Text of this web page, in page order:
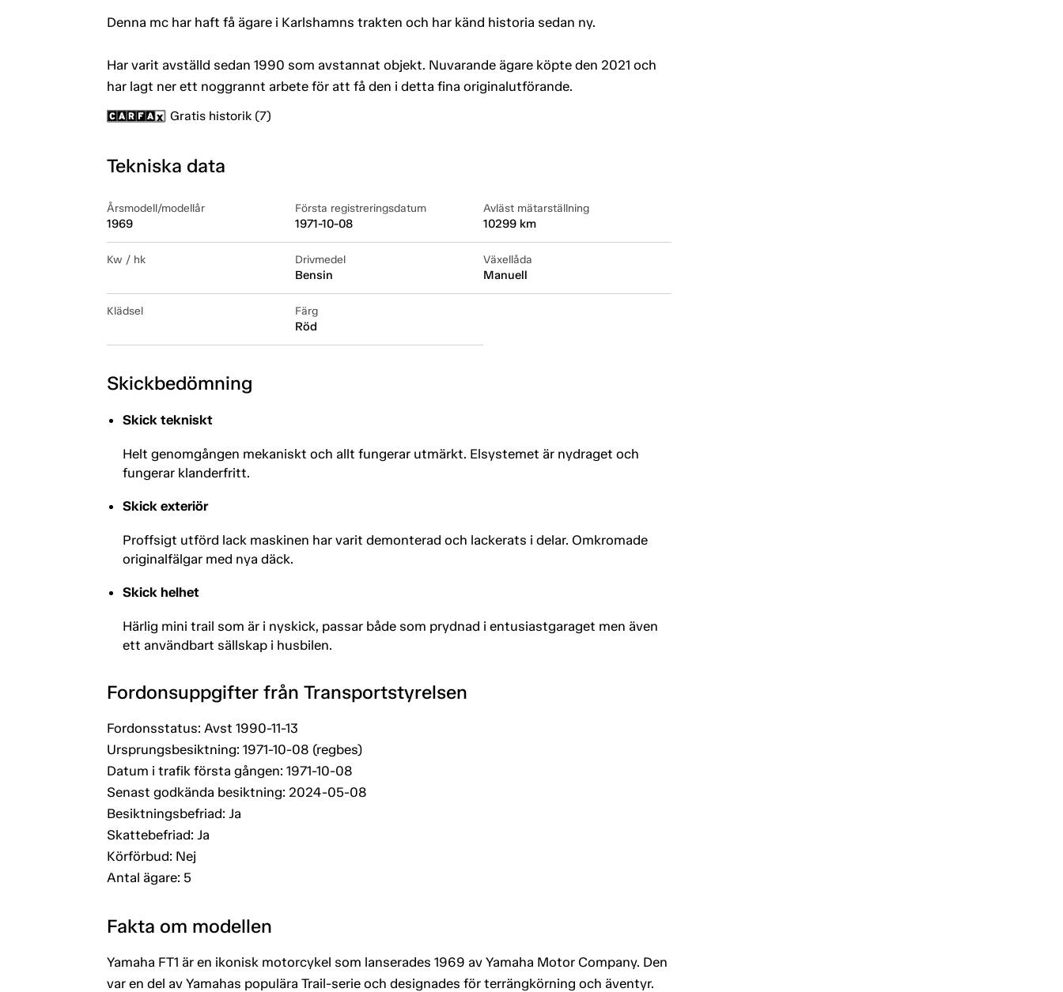
Denna mc har haft få ägare i Karlshamns trakten och har känd historia sedan ny.
Har varit avställd sedan 1990 som avstannat objekt. Nuvarande ägare köpte den 2021 och
har lagt ner ett noggrannt arbete för att få den i detta fina originalutförande.
Gratis historik (7)
Tekniska data
Årsmodell/modellår
1969
Första registreringsdatum
1971-10-08
Avläst mätarställning
10299 km
Kw / hk Drivmedel
Bensin
Växellåda
Manuell
Klädsel Färg
Röd
Skickbedömning
Skick tekniskt
Helt genomgången mekaniskt och allt fungerar utmärkt. Elsystemet är nydraget och
fungerar klanderfritt.
Skick exteriör
Proffsigt utförd lack maskinen har varit demonterad och lackerats i delar. Omkromade
originalfälgar med nya däck.
Skick helhet
Härlig mini trail som är i nyskick, passar både som prydnad i entusiastgaraget men även
ett användbart sällskap i husbilen.
Fordonsuppgifter från Transportstyrelsen
Fordonsstatus: Avst 1990-11-13
Ursprungsbesiktning: 1971-10-08 (regbes)
Datum i trafik första gången: 1971-10-08
Senast godkända besiktning: 2024-05-08
Besiktningsbefriad: Ja
Skattebefriad: Ja
Körförbud: Nej
Antal ägare: 5
Fakta om modellen
Yamaha FT1 är en ikonisk motorcykel som lanserades 1969 av Yamaha Motor Company. Den
var en del av Yamahas populära Trail-serie och designades för terrängkörning och äventyr.